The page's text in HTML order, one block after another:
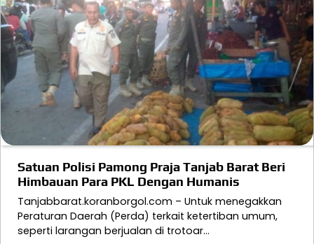
Satuan Polisi Pamong Praja Tanjab Barat Beri
Himbauan Para PKL Dengan Humanis
Tanjabbarat.koranborgol.com – Untuk menegakkan
Peraturan Daerah (Perda) terkait ketertiban umum,
seperti larangan berjualan di trotoar…